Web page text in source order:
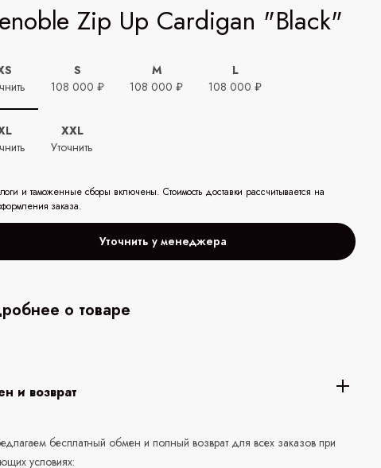
Zip Up Cardigan "Black"
S
108 000 ₽
M
108 000 ₽
L
108 000 ₽
XXL
Уточнить
и таможенные сборы включены. Стоимость доставки рассчитывается на
заказа.
Уточнить у менеджера
о товаре
и возврат
бесплатный обмен и полный возврат для всех заказов при
условиях: